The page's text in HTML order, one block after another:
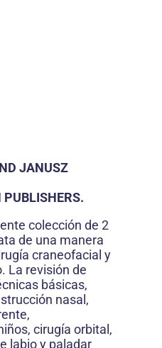
JANUSZ
colección de 2
de una manera
craneofacial y
La revisión de
básicas,
nasal,
cirugía orbital,
labio y paladar